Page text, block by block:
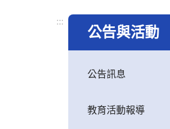
:::
公告與活動
公告訊息
教育活動報導